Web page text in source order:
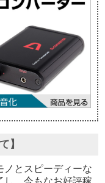
】
ノとスピーディーな
し、今もなお好評稼